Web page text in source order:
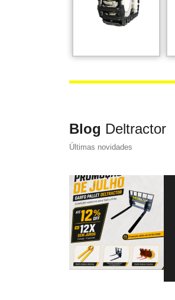
Blog Deltractor
Últimas novidades